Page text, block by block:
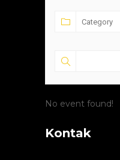
No event found!
Kontak